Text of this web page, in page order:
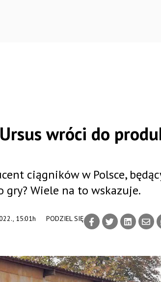
wróci do
15:01h PODZIEL SIĘ
ciągników w Polsce,
gry? Wiele na to wskazuje.